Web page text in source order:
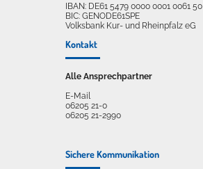
IBAN: DE61 5479 0000 0001 0061 50
BIC: GENODE61SPE
Volksbank Kur- und Rheinpfalz eG
Kontakt
Alle Ansprechpartner
E-Mail
06205 21-0
06205 21-2990
Sichere Kommunikation